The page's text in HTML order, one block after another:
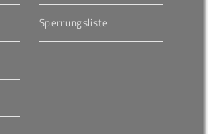
Sperrungsliste